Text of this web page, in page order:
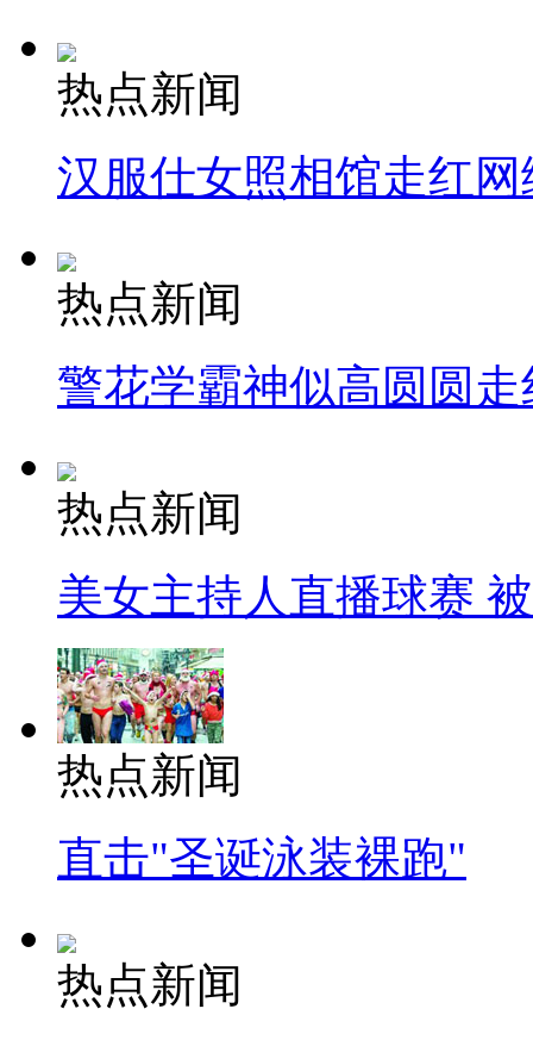
热点新闻
汉服仕女照相馆走红网
热点新闻
警花学霸神似高圆圆走
热点新闻
美女主持人直播球赛
热点新闻
直击"圣诞泳装裸跑"
热点新闻